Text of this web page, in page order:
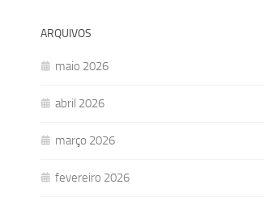
ARQUIVOS
maio 2026
abril 2026
março 2026
fevereiro 2026